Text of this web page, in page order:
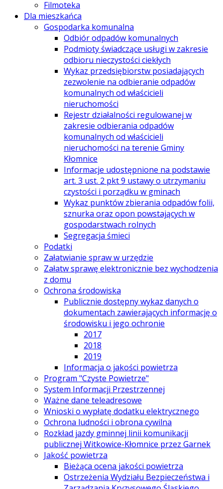
Filmoteka
Dla mieszkańca
Gospodarka komunalna
Odbiór odpadów komunalnych
Podmioty świadczące usługi w zakresie
odbioru nieczystości ciekłych
Wykaz przedsiębiorstw posiadających
zezwolenie na odbieranie odpadów
komunalnych od właścicieli
nieruchomości
Rejestr działalności regulowanej w
zakresie odbierania odpadów
komunalnych od właścicieli
nieruchomości na terenie Gminy
Kłomnice
Informacje udostępnione na podstawie
art. 3 ust. 2 pkt 9 ustawy o utrzymaniu
czystości i porządku w gminach
Wykaz punktów zbierania odpadów folii,
sznurka oraz opon powstających w
gospodarstwach rolnych
Segregacja śmieci
Podatki
Załatwianie spraw w urzędzie
Załatw sprawę elektronicznie bez wychodzenia
z domu
Ochrona środowiska
Publicznie dostępny wykaz danych o
dokumentach zawierających informację o
środowisku i jego ochronie
2017
2018
2019
Informacja o jakości powietrza
Program "Czyste Powietrze"
System Informacji Przestrzennej
Ważne dane teleadresowe
Wnioski o wypłatę dodatku elektrycznego
Ochrona ludności i obrona cywilna
Rozkład jazdy gminnej linii komunikacji
publicznej Witkowice-Kłomnice przez Garnek
Jakość powietrza
Bieżąca ocena jakości powietrza
Ostrzeżenia Wydziału Bezpieczeństwa i